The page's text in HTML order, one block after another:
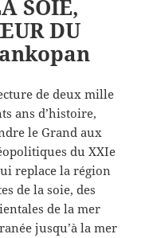
SOIE,
DU
de deux mille
ans d’histoire,
le Grand aux
du XXIe
replace la région
de la soie, des
de la mer
jusqu’à la mer